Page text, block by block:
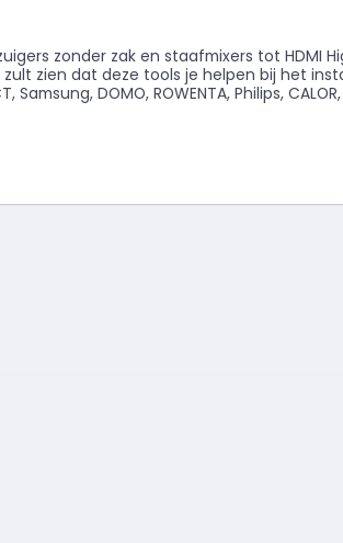
zonder zak en staafmixers tot HDMI
zien dat deze tools je helpen bij het
DOMO, ROWENTA, Philips, CALOR,
Of je nu een elektricien, aannemer of
te voeren, je werkplek schoon te